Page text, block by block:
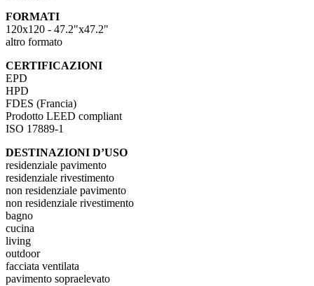
FORMATI
120x120 - 47.2"x47.2"
altro formato
CERTIFICAZIONI
EPD
HPD
FDES (Francia)
Prodotto LEED compliant
ISO 17889-1
DESTINAZIONI D’USO
residenziale pavimento
residenziale rivestimento
non residenziale pavimento
non residenziale rivestimento
bagno
cucina
living
outdoor
facciata ventilata
pavimento sopraelevato